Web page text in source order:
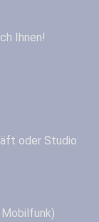
Ihnen!
oder Studio